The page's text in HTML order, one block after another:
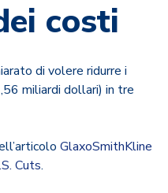
costi
di volere ridurre i
miliardi dollari) in tre
GlaxoSmithKline
Cuts.